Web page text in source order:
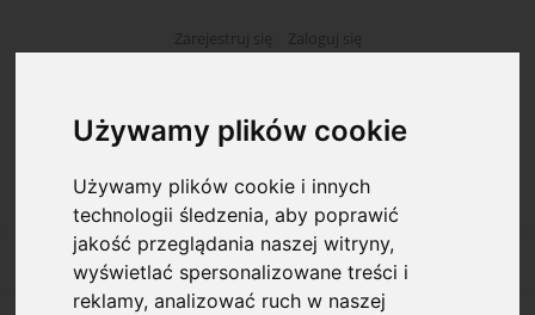
Używamy plików cookie
Używamy plików cookie i innych
technologii śledzenia, aby poprawić
jakość przeglądania naszej witryny,
wyświetlać spersonalizowane treści i
reklamy, analizować ruch w naszej